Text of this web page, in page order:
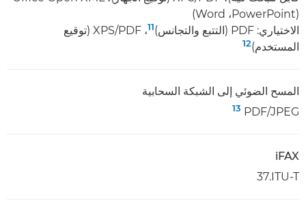
(PowerPoint‏، Word)
الاختياري: PDF (التتبع والتجانس)
11
، ‏PDF‏/XPS (توقيع
المستخدم)12
المسح الضوئي إلى الشبكة السحابية
JPEG‏/PDF‏
13
iFAX
ITU-T.‏37